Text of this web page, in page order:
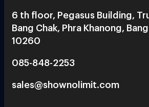
6 th floor, Pegasus Building,
Bang Chak, Phra Khanong,
10260
085-848-2253
sales@shownolimit.com